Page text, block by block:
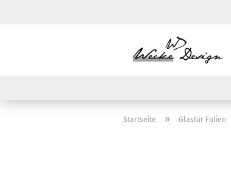
Startseite » Glastür Folien